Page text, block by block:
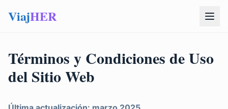
ViajHER
Términos y Condiciones de Uso
del Sitio Web